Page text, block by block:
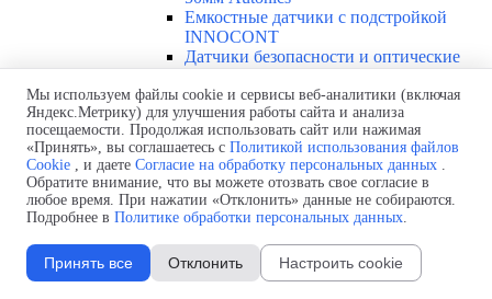
Емкостные датчики с подстройкой
INNOCONT
Датчики безопасности и оптические
Диффузионные фотодатчики
INNOCONT Серия PES-D и PESL-D
Каталоги ▼
Каталоги по всей продукции
Каталоги Преобразователи частоты INNOVERT
Каталоги Редукторы и мотор-редукторы
INNORED/INNOVARI
INNORED/INNOVARI
Каталоги Терморегуляторы INNOCONT
Мы используем файлы cookie и сервисы веб-аналитики (включая
Яндекс.Метрику) для улучшения работы сайта и анализа
посещаемости. Продолжая использовать сайт или нажимая
«Принять», вы соглашаетесь с Политикой использования файлов
Cookie , и даете Согласие на обработку персональных данных .
Обратите внимание, что вы можете отозвать свое согласие в
любое время. При нажатии «Отклонить» данные не собираются.
Подробнее в Политике обработки персональных данных.
Принять все Отклонить Настроить cookie